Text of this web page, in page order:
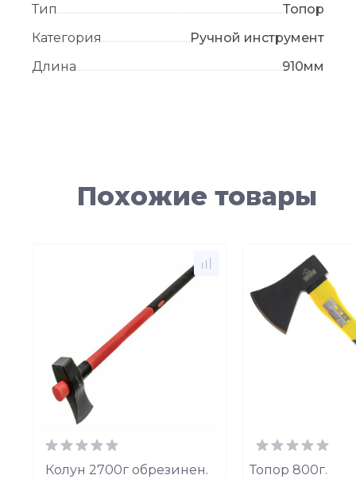
Тип
Топор
Категория
Ручной инструмент
Длина
910мм
Похожие товары
Колун 2700г обрезинен.
Топор 800г.